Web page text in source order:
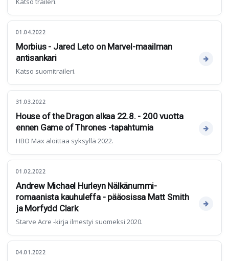
01.04.2022
Morbius - Jared Leto on Marvel-maailman
antisankari
Katso suomitraileri.
31.03.2022
House of the Dragon alkaa 22.8. - 200 vuotta
ennen Game of Thrones -tapahtumia
HBO Max aloittaa syksyllä 2022.
01.02.2022
Andrew Michael Hurleyn Nälkänummi-
romaanista kauhuleffa - pääosissa Matt Smith
ja Morfydd Clark
Starve Acre -kirja ilmestyi suomeksi 2020.
04.01.2022